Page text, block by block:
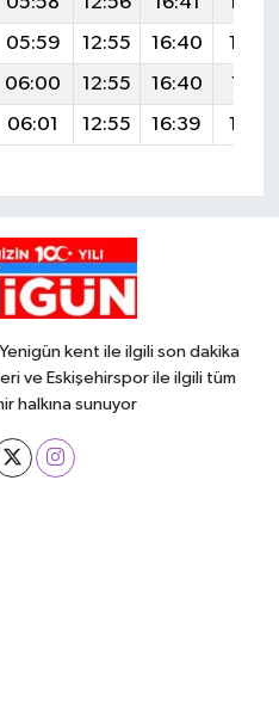
05:59 12:55 16:40
06:00 12:55 16:40
19:41
06:01 12:55 16:39
kent ile ilgili son dakika
ve Eskişehirspor ile ilgili tüm
halkına sunuyor